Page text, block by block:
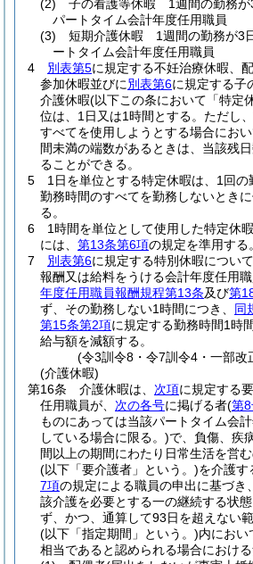
(2)
子の看護等休暇 1週間の勤務が
パートタイム会計年度任用職員
(3)
短期介護休暇 1週間の勤務が3
ートタイム会計年度任用職員
4
別表第5に規定する不妊治療休暇、
参加休暇並びに別表第6に規定する子
介護休暇(以下この条において「特定
位は、1日又は1時間とする。 ただし
すべてを使用しようとする場合にお
間未満の端数があるときは、当該残
ることができる。
5
1日を単位とする特定休暇は、1回の
勤務時間のすべてを勤務しないとき
る。
6
1時間を単位として使用した特定休
には、 第13条第6項の規定を準用する。
7
別表第6に規定する特別休暇につい
報酬又は給料をうける会計年度任用職
年度任用職員報酬規程第13条及び第
ず、その勤務しない1時間につき、 同
第15条第2項に規定する勤務時間1時
給与額を減額する。
(令3訓令8・令7訓令4・一部改
(介護休暇)
第16条
介護休暇は、 次項に規定する
任用職員が、 次の各号に掲げる者(第
ものにあっては当該パートタイム会
している場合に限る。)で、負傷、疾
間以上の期間にわたり日常生活を営
(以下「要介護者」という。)を介護す
7項の規定による職員の申出に基づき
該介護を必要とする一の継続する状
ず、かつ、通算して93日を超えない
(以下「指定期間」という。)内におい
相当であると認められる場合における